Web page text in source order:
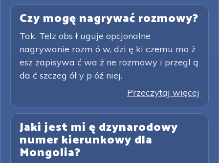
Czy mogę nagrywać rozmowy?
Tak. Telz obs ł uguje opcjonalne
nagrywanie rozm ó w, dzi ę ki czemu mo ż
esz zapisywa ć wa ż ne rozmowy i przegl ą
da ć szczeg ół y p óź niej.
Przeczytaj więcej
Jaki jest mi ę dzynarodowy
numer kierunkowy dla
Mongolia?